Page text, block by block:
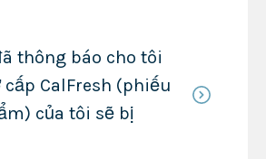
thông báo cho tôi
CalFresh (phiếu
của tôi sẽ bị